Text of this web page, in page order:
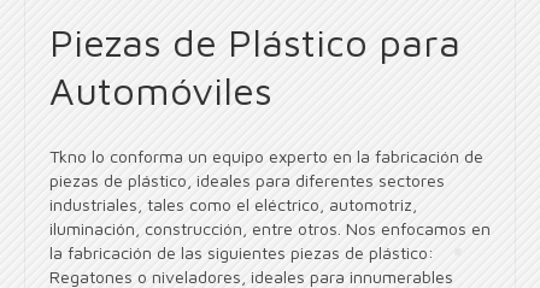
Piezas de Plástico para
Automóviles
Tkno lo conforma un equipo experto en la fabricación de
piezas de plástico, ideales para diferentes sectores
industriales, tales como el eléctrico, automotriz,
iluminación, construcción, entre otros. Nos enfocamos en
la fabricación de las siguientes piezas de plástico:
Regatones o niveladores, ideales para innumerables